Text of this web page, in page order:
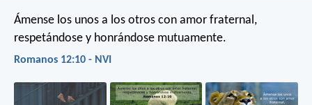
Ámense los unos a los otros con amor fraternal,
respetándose y honrándose mutuamente.
Romanos 12:10 - NVI